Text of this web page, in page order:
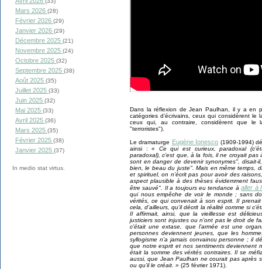
Mars 2026 (28)
Février 2026 (29)
Janvier 2026 (29)
Décembre 2025 (21)
Novembre 2025 (24)
Octobre 2025 (32)
Septembre 2025 (38)
Août 2025 (35)
Juillet 2025 (33)
Juin 2025 (32)
Mai 2025 (33)
Avril 2025 (36)
Mars 2025 (35)
Février 2025 (38)
Janvier 2025 (37)
In medio stat virtus.
Dans la réflexion de Jean Paulhan, il y a en
catégories d’écrivains, ceux qui considèrent
ceux qui, au contraire, considèrent que le
"terroristes").
Le dramaturge Eugène Ionesco (1909-1994)
ainsi :« Ce qui est curieux, paradoxal
paradoxal), c’est que, à la fois, il ne croyait
sont en danger de devenir synonymes",
bien, le beau du juste". Mais en même temps,
et spirituel, on n’écrit pas pour avoir des
aspect plausible à des thèses évidemment
être sauvé". Il a toujours eu tendance àaller à
qui nous empêche de voir le monde ; sans
vérités, ce qui convenait à son esprit. Il
cela, d’ailleurs, qu’il décrit la réalité comme si
Il affirmait, ainsi, que la vieillesse est
justiciers sont injustes ou n’ont pas le droit de
c’était une extase, que l’armée est une
personnes deviennent jeunes, que les
syllogisme n’a jamais convaincu personne ; il
que notre esprit et nos sentiments deviennent
était la somme des vérités contraires. Il se
aussi, que Jean Paulhan ne courait pas après
ou qu’il le créait. » (25 février 1971).